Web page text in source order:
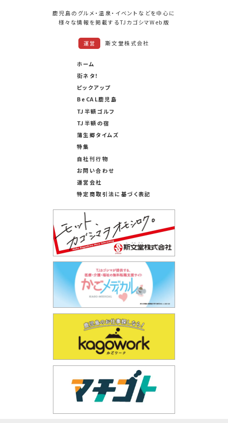
鹿児島のグルメ・温泉・イベントなどを中心に
様々な情報を掲載するTJカゴシマWeb版
運営 斯文堂株式会社
ホーム
街ネタ！
ピックアップ
BeCAL鹿児島
TJ半額ゴルフ
TJ半額の宿
蒲生郷タイムズ
特集
自社刊行物
お問い合わせ
運営会社
特定商取引法に基づく表記